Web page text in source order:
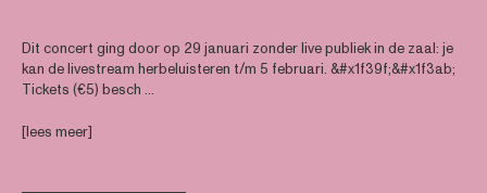
Dit concert ging door op 29 januari zonder live publiek in de zaal: je
kan de livestream herbeluisteren t/m 5 februari. &#x1f39f;️&#x1f3ab;
Tickets (€5) besch ...
[lees meer]